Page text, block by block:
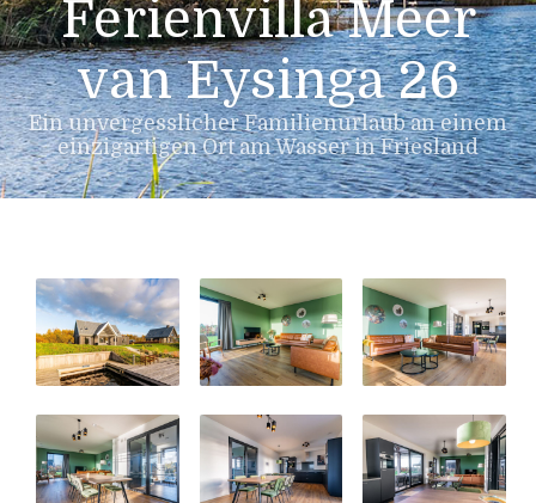
Ferienvilla Meer
van Eysinga 26
Ein unvergesslicher Familienurlaub an einem
einzigartigen Ort am Wasser in Friesland